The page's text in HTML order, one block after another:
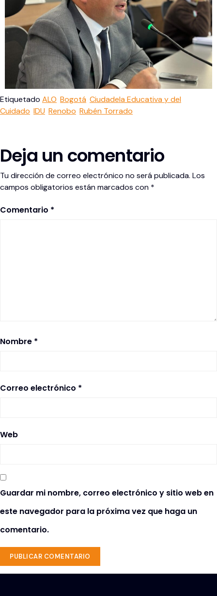
Etiquetado ALO Bogotá Ciudadela Educativa y del
Cuidado IDU Renobo Rubén Torrado
Deja un comentario
Tu dirección de correo electrónico no será publicada. Los
campos obligatorios están marcados con *
Comentario *
Nombre *
Correo electrónico *
Web
Guardar mi nombre, correo electrónico y sitio web en
este navegador para la próxima vez que haga un
comentario.